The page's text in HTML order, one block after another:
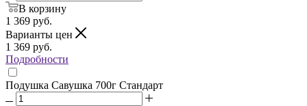
В корзину
1 369 руб.
Варианты цен
1 369 руб.
Подробности
Подушка Савушка 700г Стандарт